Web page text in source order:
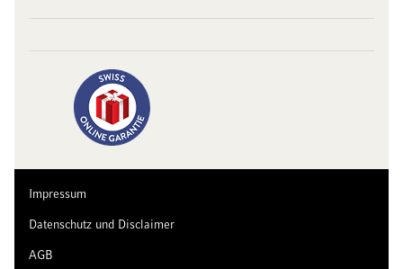
Impressum
Datenschutz und Disclaimer
AGB
10 Franken
auf Ihren Einkauf
Abonnieren Sie unseren Newsletter und erhalten Sie exklusive